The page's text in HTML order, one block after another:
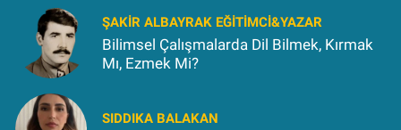
ŞAKIR ALBAYRAK EĞITIMCI&YAZAR
Bilimsel Çalışmalarda Dil Bilmek, Kırmak
Mı, Ezmek Mi?
SIDDIKA BALAKAN